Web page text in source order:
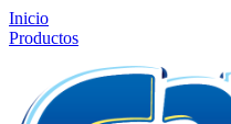
Inicio
Productos